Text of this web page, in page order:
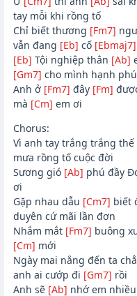
tay mỗi khi rồng tố
Chỉ biết thương [Fm7]
vẫn đang [Eb] cố [Ebmaj7]
[Eb] Tội nghiệp thân [Ab]
[Gm7] cho mình hạnh
Anh ở [Fm7] đây [Fm]
mà [Cm] em ơi
Chorus:
Vì anh tay trắng trắng
mưa rồng tố cuộc đời
Sương gió [Ab] phú đầy
ơi
Gặp nhau dẫu [Cm7] biết
duyên cứ mãi lần đơn
Nhắm mắt [Fm7] buông
[Cm] mới
Ngày mai nắng đến ta
anh ai cướp đi [Gm7] rồi
Anh sẽ [Ab] nhớ em nhiều